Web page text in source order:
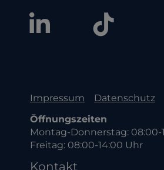
Impressum Datenschutz
Öffnungszeiten
Montag-Donnerstag: 08:00-
Freitag: 08:00-14:00 Uhr
Kontakt